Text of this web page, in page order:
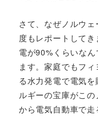
さて、なぜノルウ
度もレポートして
電が90%くらいな
ます。家庭でもフ
る水力発電で電気
ルギーの宝庫がこ
から電気自動車で